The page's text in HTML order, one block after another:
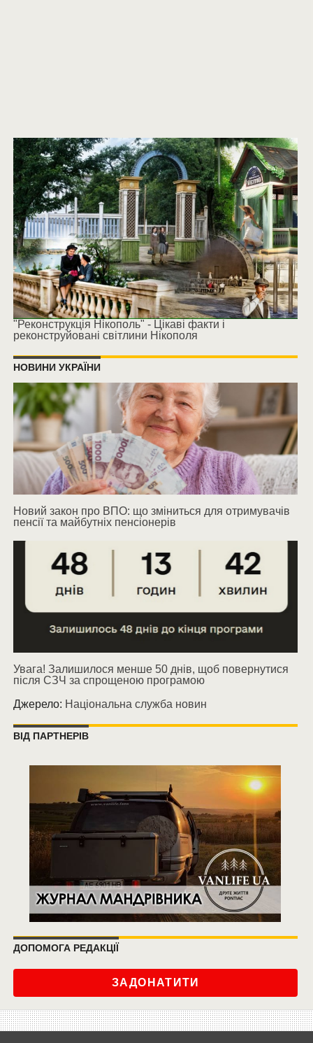
"Реконструкція Нікополь" - Цікаві факти і
реконструйовані світлини Нікополя
НОВИНИ УКРАЇНИ
Новий закон про ВПО: що зміниться для отримувачів
пенсії та майбутніх пенсіонерів
Увага! Залишилося менше 50 днів, щоб повернутися
після СЗЧ за спрощеною програмою
Джерело: Національна служба новин
ВІД ПАРТНЕРІВ
ДОПОМОГА РЕДАКЦІЇ
ЗАДОНАТИТИ